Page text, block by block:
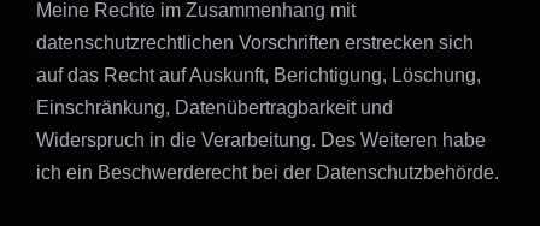
Meine Rechte im Zusammenhang mit
datenschutzrechtlichen Vorschriften erstrecken sich
auf das Recht auf Auskunft, Berichtigung, Löschung,
Einschränkung, Datenübertragbarkeit und
Widerspruch in die Verarbeitung. Des Weiteren habe
ich ein Beschwerderecht bei der Datenschutzbehörde.